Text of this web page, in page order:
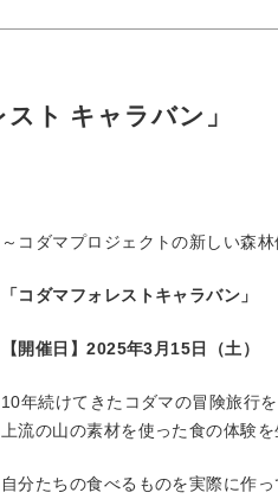
ト キャラバン」
～コダマプロジェクトの新しい森林
「コダマフォレストキャラバン」
【開催日】2025年3月15日（土）
10年続けてきたコダマの冒険旅行
上流の山の素材を使った食の体験
自分たちの食べるものを実際に作